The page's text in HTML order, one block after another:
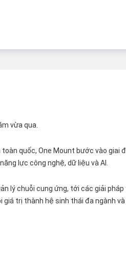
vừa qua.
quốc, One Mount bước vào giai
lực công nghệ, dữ liệu và AI.
lý chuỗi cung ứng, tới các giải
trị thành hệ sinh thái đa ngành